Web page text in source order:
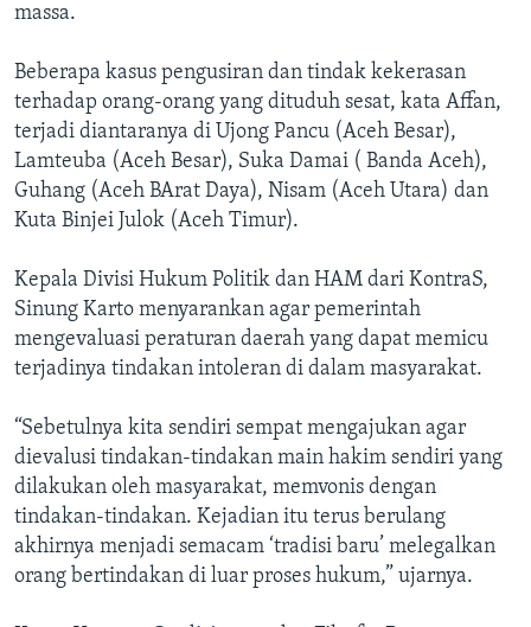
massa.
Beberapa kasus pengusiran dan tindak kekerasan
terhadap orang-orang yang dituduh sesat, kata Affan,
terjadi diantaranya di Ujong Pancu (Aceh Besar),
Lamteuba (Aceh Besar), Suka Damai ( Banda Aceh),
Guhang (Aceh BArat Daya), Nisam (Aceh Utara) dan
Kuta Binjei Julok (Aceh Timur).
Kepala Divisi Hukum Politik dan HAM dari KontraS,
Sinung Karto menyarankan agar pemerintah
mengevaluasi peraturan daerah yang dapat memicu
terjadinya tindakan intoleran di dalam masyarakat.
“Sebetulnya kita sendiri sempat mengajukan agar
dievalusi tindakan-tindakan main hakim sendiri yang
dilakukan oleh masyarakat, memvonis dengan
tindakan-tindakan. Kejadian itu terus berulang
akhirnya menjadi semacam ‘tradisi baru’ melegalkan
orang bertindakan di luar proses hukum,” ujarnya.